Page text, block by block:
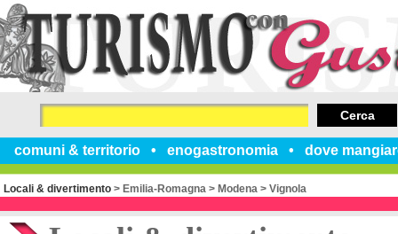
comuni & territorio enogastronomia dove
Cerca
Locali & divertimento > Emilia-Romagna > Modena > Vignola